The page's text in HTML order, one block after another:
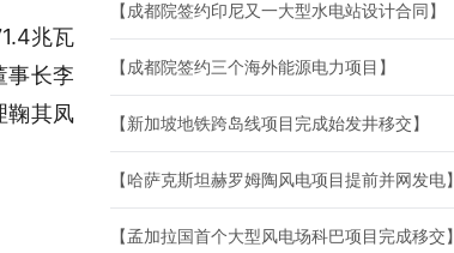
兆瓦
事长李
鞠其凤
【成都院签约印尼又一大型水电站设计合同】
【成都院签约三个海外能源电力项目】
【新加坡地铁跨岛线项目完成始发井移交】
【哈萨克斯坦赫罗姆陶风电项目提前并网发电】
【孟加拉国首个大型风电场科巴项目完成移交】